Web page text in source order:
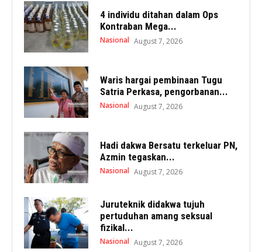
4 individu ditahan dalam Ops
Kontraban Mega...
Nasional August 7, 2026
Waris hargai pembinaan Tugu
Satria Perkasa, pengorbanan...
Nasional August 7, 2026
Hadi dakwa Bersatu terkeluar PN,
Azmin tegaskan...
Nasional August 7, 2026
Juruteknik didakwa tujuh
pertuduhan amang seksual
fizikal...
Nasional August 7, 2026